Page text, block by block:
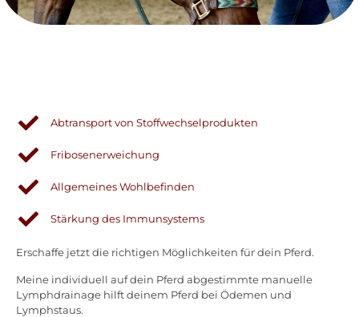
Abtransport von Stoffwechselprodukten
Fribosenerweichung
Allgemeines Wohlbefinden​
Stärkung des Immunsystems
Erschaffe jetzt die richtigen Möglichkeiten für dein Pferd.
Meine individuell auf dein Pferd abgestimmte manuelle
Lymphdrainage hilft deinem Pferd bei Ödemen und
Lymphstaus.